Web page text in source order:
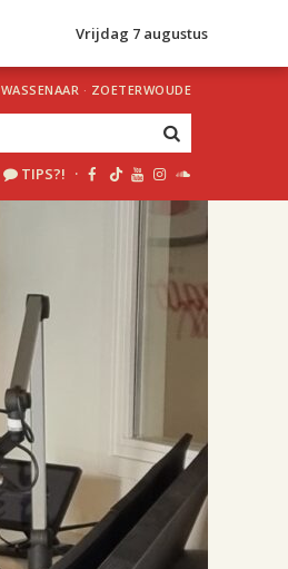
Vrijdag 7 augustus
WASSENAAR · ZOETERWOUDE
TIPS?! ·
uur 1 van 2
Volgend uur